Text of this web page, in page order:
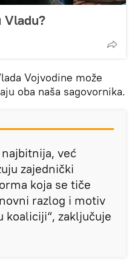
Vladu?
Vojvodine može
oba naša sagovornika.
već
zajednički
koja se tiče
razlog i motiv
koaliciji“, zaključuje